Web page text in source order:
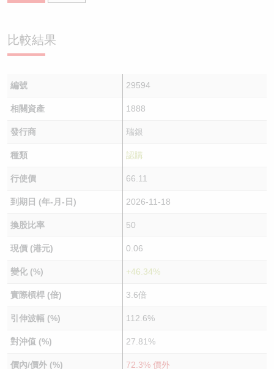
比較結果
編號 29594
相關資產 1888
發行商 瑞銀
種類 認購
行使價 66.11
到期日 (年-月-日) 2026-11-18
換股比率 50
現價 (港元) 0.06
變化 (%) +46.34%
實際槓桿 (倍) 3.6倍
引伸波幅 (%) 112.6%
對沖值 (%) 27.81%
價內/價外 (%) 72.3% 價外
牛熊證文件及公告
牛熊證文件及公告 (瑞信)
ADR
收市競價變化